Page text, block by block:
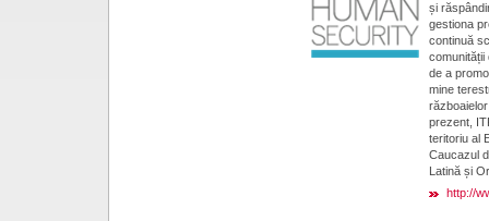
și
gestiona
continuă
comunității
de a
mine
prezent,
teritoriu al
Caucazul
Latină și
http://